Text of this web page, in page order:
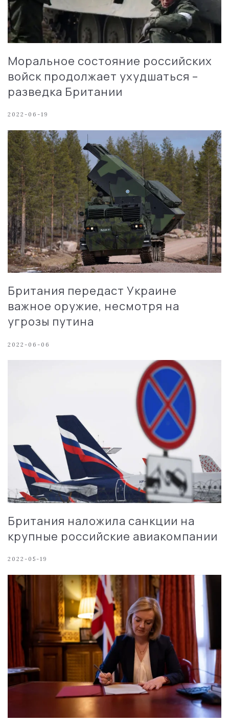
Моральное состояние российских
войск продолжает ухудшаться –
разведка Британии
2022-06-19
Британия передаст Украине
важное оружие, несмотря на
угрозы путина
2022-06-06
Британия наложила санкции на
крупные российские авиакомпании
2022-05-19